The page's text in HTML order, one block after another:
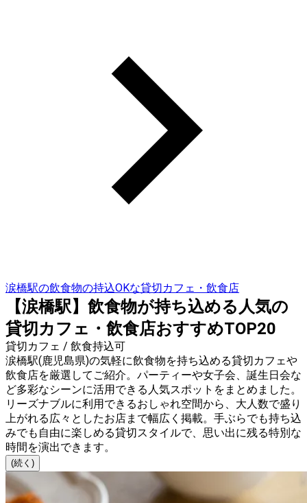
涙橋駅の飲食物の持込OKな貸切カフェ・飲食店
【涙橋駅】飲食物が持ち込める人気の
貸切カフェ・飲食店おすすめTOP20
貸切カフェ / 飲食持込可
涙橋駅(鹿児島県)の気軽に飲食物を持ち込める貸切カフェや
飲食店を厳選してご紹介。パーティーや女子会、誕生日会な
ど多彩なシーンに活用できる人気スポットをまとめました。
リーズナブルに利用できるおしゃれ空間から、大人数で盛り
上がれる広々としたお店まで幅広く掲載。手ぶらでも持ち込
みでも自由に楽しめる貸切スタイルで、思い出に残る特別な
時間を演出できます。
(続く)